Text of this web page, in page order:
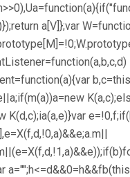
a[V]};var
K(d,c);ia(a,e)}var
a="";h<=d&&0